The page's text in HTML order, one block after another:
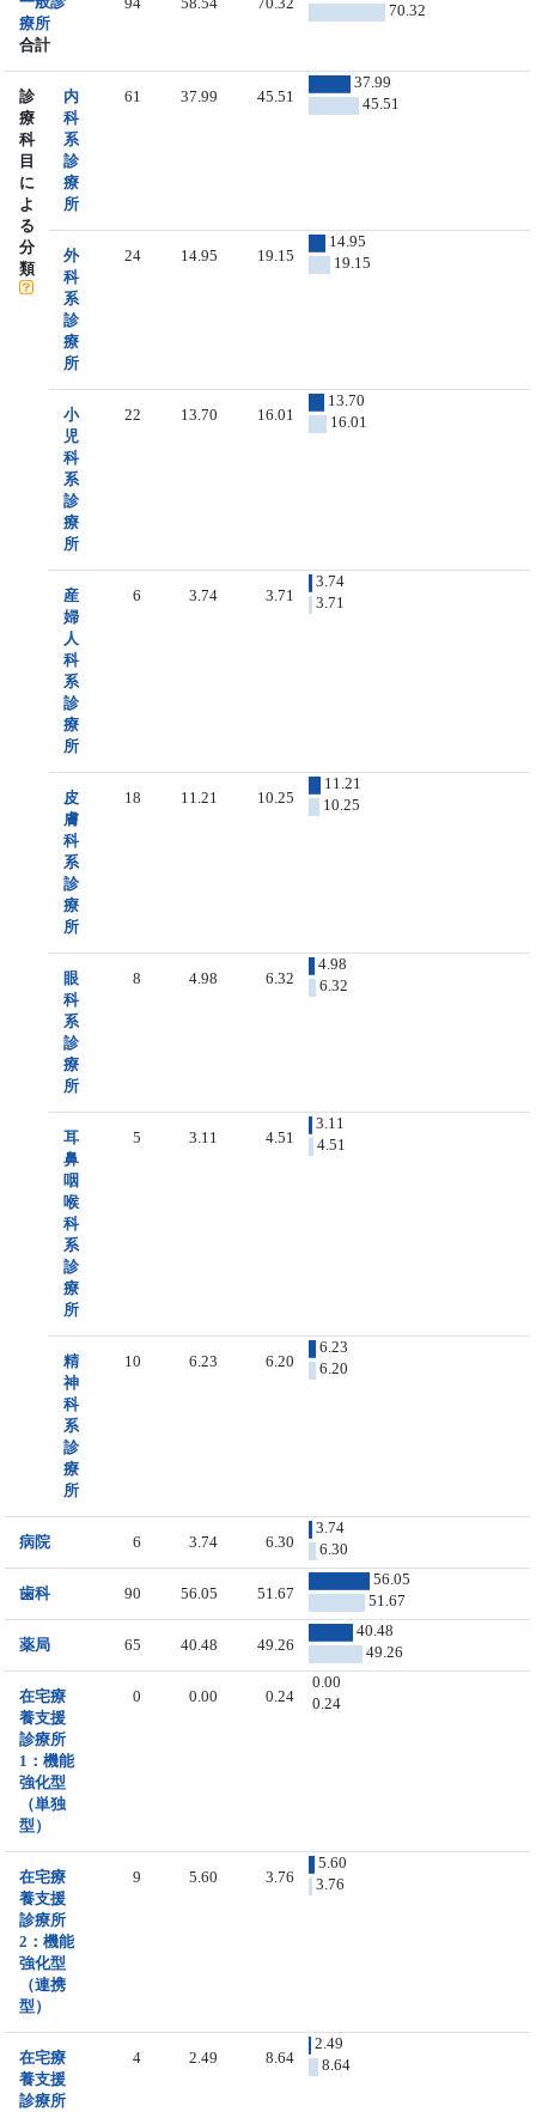
療所
合計
70.32
診
療
科
目
に
よ
る
分
類
内
科
系
診
療
所
61 37.99 45.51
37.99
45.51
外
科
系
診
療
所
24 14.95 19.15
14.95
19.15
小
児
科
系
診
療
所
22 13.70 16.01
13.70
16.01
産
婦
人
科
系
診
療
所
6 3.74 3.71
3.74
3.71
皮
膚
科
系
診
療
所
18 11.21 10.25
11.21
10.25
眼
科
系
診
療
所
8 4.98 6.32
4.98
6.32
耳
鼻
咽
喉
科
系
診
療
所
5 3.11 4.51
3.11
4.51
精
神
科
系
診
療
所
10 6.23 6.20
6.23
6.20
病院 6 3.74 6.30
3.74
6.30
歯科 90 56.05 51.67
56.05
51.67
薬局 65 40.48 49.26
40.48
49.26
在宅療
養支援
診療所
1：機能
強化型
（単独
型）
0 0.00 0.24
0.00
0.24
在宅療
養支援
診療所
2：機能
強化型
（連携
型）
9 5.60 3.76
5.60
3.76
在宅療
養支援
診療所
4 2.49 8.64
2.49
8.64